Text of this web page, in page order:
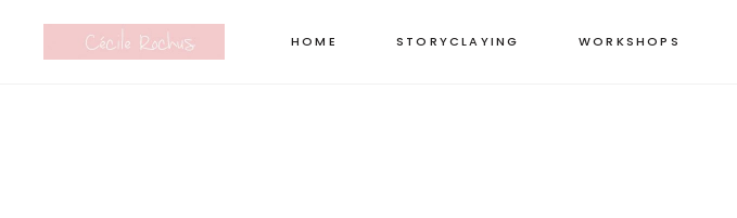
HOME STORYCLAYING WORKSHOPS